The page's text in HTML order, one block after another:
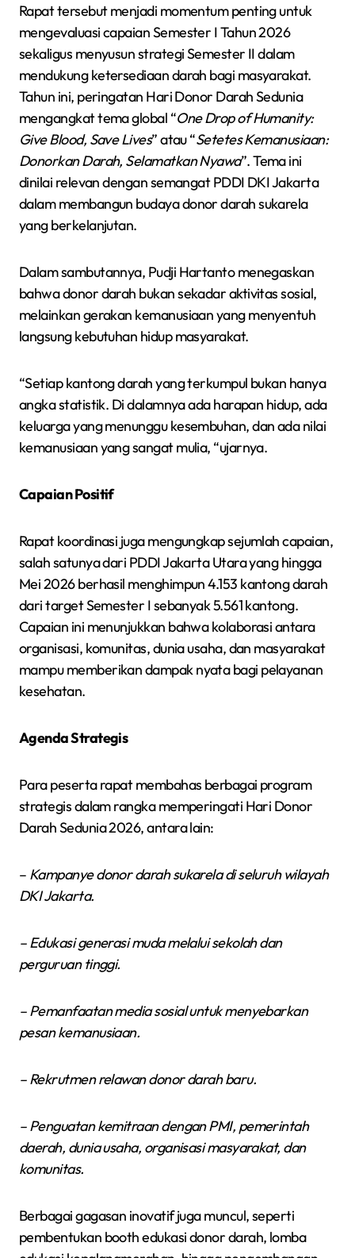
Rapat tersebut menjadi momentum penting untuk
mengevaluasi capaian Semester I Tahun 2026
sekaligus menyusun strategi Semester II dalam
mendukung ketersediaan darah bagi masyarakat.
Tahun ini, peringatan Hari Donor Darah Sedunia
mengangkat tema global “One Drop of Humanity:
Give Blood, Save Lives” atau “Setetes Kemanusiaan:
Donorkan Darah, Selamatkan Nyawa”. Tema ini
dinilai relevan dengan semangat PDDI DKI Jakarta
dalam membangun budaya donor darah sukarela
yang berkelanjutan.
Dalam sambutannya, Pudji Hartanto menegaskan
bahwa donor darah bukan sekadar aktivitas sosial,
melainkan gerakan kemanusiaan yang menyentuh
langsung kebutuhan hidup masyarakat.
“Setiap kantong darah yang terkumpul bukan hanya
angka statistik. Di dalamnya ada harapan hidup, ada
keluarga yang menunggu kesembuhan, dan ada nilai
kemanusiaan yang sangat mulia, “ujarnya.
Capaian Positif
Rapat koordinasi juga mengungkap sejumlah capaian,
salah satunya dari PDDI Jakarta Utara yang hingga
Mei 2026 berhasil menghimpun 4.153 kantong darah
dari target Semester I sebanyak 5.561 kantong.
Capaian ini menunjukkan bahwa kolaborasi antara
organisasi, komunitas, dunia usaha, dan masyarakat
mampu memberikan dampak nyata bagi pelayanan
kesehatan.
Agenda Strategis
Para peserta rapat membahas berbagai program
strategis dalam rangka memperingati Hari Donor
Darah Sedunia 2026, antara lain:
– Kampanye donor darah sukarela di seluruh wilayah
DKI Jakarta.
– Edukasi generasi muda melalui sekolah dan
perguruan tinggi.
– Pemanfaatan media sosial untuk menyebarkan
pesan kemanusiaan.
– Rekrutmen relawan donor darah baru.
– Penguatan kemitraan dengan PMI, pemerintah
daerah, dunia usaha, organisasi masyarakat, dan
komunitas.
Berbagai gagasan inovatif juga muncul, seperti
pembentukan booth edukasi donor darah, lomba